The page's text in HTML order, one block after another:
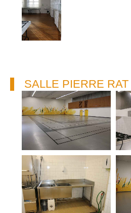
SALLE PIERRE RAT